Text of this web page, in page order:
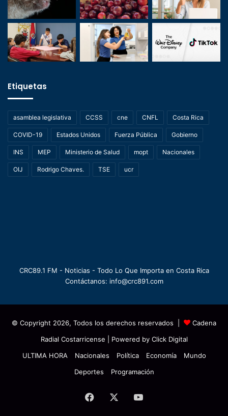
Etiquetas
asamblea legislativa CCSS cne CNFL Costa Rica
COVID-19 Estados Unidos Fuerza Pública Gobierno
INS MEP Ministerio de Salud mopt Nacionales
OIJ Rodrigo Chaves. TSE ucr
CRC89.1 FM - Noticias - Todo Lo Que Importa en Costa Rica
Contáctanos: info@crc891.com
© Copyright 2026, Todos los derechos reservados |
Cadena
Radial Costarricense | Powered by Click Digital
ULTIMA HORA
Nacionales Política Economía
Mundo
Deportes
Programación
Facebook YouTube